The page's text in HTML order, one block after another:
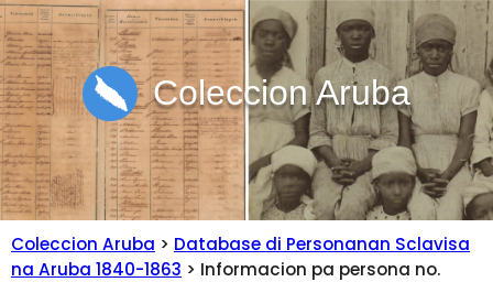
Coleccion Aruba
Coleccion Aruba > Database di Personanan Sclavisa
na Aruba 1840-1863 > Informacion pa persona no.